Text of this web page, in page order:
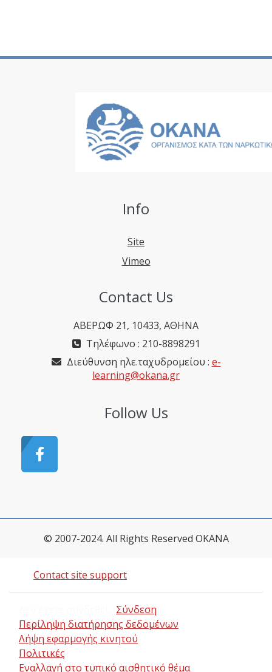
Info
Site
Vimeo
Contact Us
ΑΒΕΡΩΦ 21, 10433, ΑΘΗΝΑ
Τηλέφωνο : 210-8898291
Διεύθυνση ηλε.ταχυδρομείου : e-
learning@okana.gr
Follow Us
© 2007-2024. All Rights Reserved OKANA
Contact site support
Σύνδεση
Περίληψη διατήρησης δεδομένων
Λήψη εφαρμογής κινητού
Πολιτικές
Εναλλαγή στο τυπικό αισθητικό θέμα